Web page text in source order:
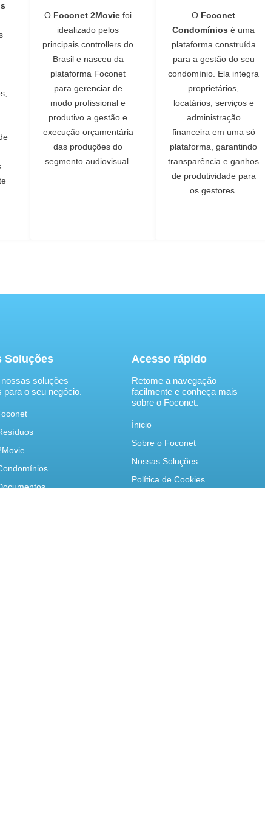
O Foconet 2Movie foi
idealizado pelos
principais controllers do
Brasil e nasceu da
plataforma Foconet
para gerenciar de
modo profissional e
produtivo a gestão e
execução orçamentária
das produções do
segmento audiovisual.
O Foconet
Condomínios é uma
plataforma construída
para a gestão do seu
condomínio. Ela integra
proprietários,
locatários, serviços e
administração
financeira em uma só
plataforma, garantindo
transparência e ganhos
de produtividade para
os gestores.
Soluções
soluções
para o seu negócio.
Acesso rápido
Retome a navegação
facilmente e conheça mais
sobre o Foconet.
Ínicio
Sobre o Foconet
Nossas Soluções
Política de Cookies